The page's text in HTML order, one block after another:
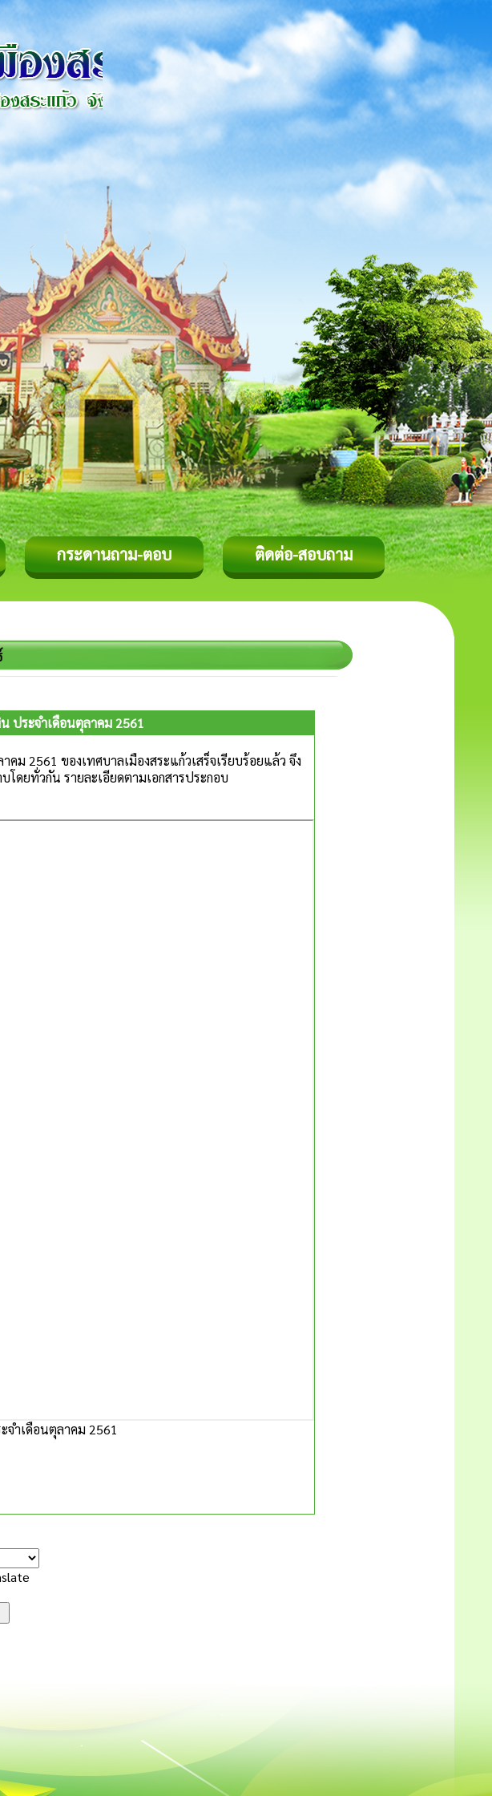
กระดานถาม-ตอบ ติดต่อ-สอบถาม
ประจำเดือนตุลาคม 2561
คม 2561 ของเทศบาลเมืองสระแก้วเสร็จเรียบร้อยแล้ว จึง
โดยทั่วกัน รายละเอียดตามเอกสารประกอบ
จำเดือนตุลาคม 2561